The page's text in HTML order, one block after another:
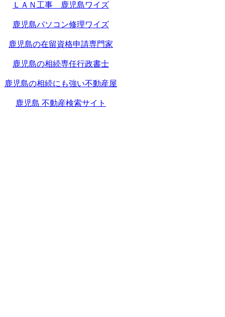
ＬＡＮ工事 鹿児島ワイズ
鹿児島パソコン修理ワイズ
鹿児島の在留資格申請専門家
鹿児島の相続専任行政書士
鹿児島の相続にも強い不動産屋
鹿児島 不動産検索サイト